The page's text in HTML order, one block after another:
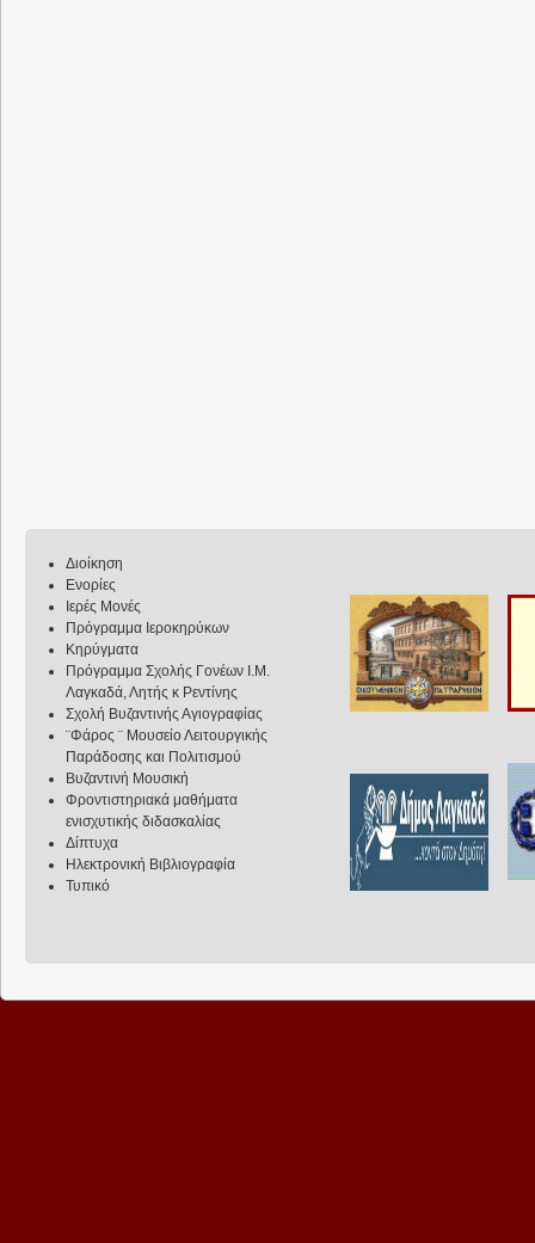
Διοίκηση
Ενορίες
Ιερές Μονές
Πρόγραμμα Ιεροκηρύκων
Κηρύγματα
Πρόγραμμα Σχολής Γονέων Ι.Μ.
Λαγκαδά, Λητής κ Ρεντίνης
Σχολή Βυζαντινής Αγιογραφίας
¨Φάρος ¨ Μουσείο Λειτουργικής
Παράδοσης και Πολιτισμού
Βυζαντινή Μουσική
Φροντιστηριακά μαθήματα
ενισχυτικής διδασκαλίας
Δίπτυχα
Ηλεκτρονική Βιβλιογραφία
Τυπικό